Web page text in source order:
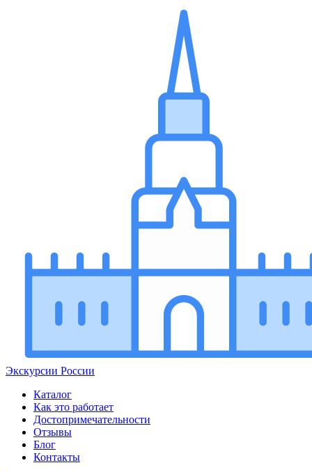
Экскурсии России
Каталог
Как это работает
Достопримечательности
Отзывы
Блог
Контакты